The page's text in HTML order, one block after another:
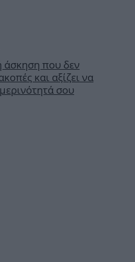
που δεν
και αξίζει να
σου